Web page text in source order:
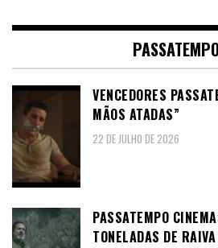
VENCEDORES
MÃOS ATADAS”
22 DE JULHO DE 2026
PASSATEMPO
TONELADAS DE RAIVA